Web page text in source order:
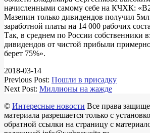
начисленными самому себе на КЧХК:
Мазепин только дивидендов получил
заработной платы на 14 000 рабочих
Так, в среднем по России собственники
дивидендов от чистой прибыли
берет 75%».
2018-03-14
Previous Post: Пошли в присадку
Next Post: Миллионы на жажде
© Интересные новости Все права
материала разрешается только с
обратной ссылки на страницу с